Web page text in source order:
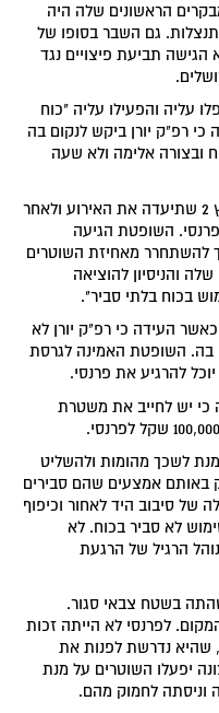
הראשונים שלה היה
גם השבר בסופו של
תביעת פיצויים נגד
עליה והפעילו עליה "כוח
רפ"ק יורן ביקש לנקום בה
ובצורה אלימה ולא שעה
השופטת עירית כהן צפתה בקלטת ערוץ 2 שתיעדה את האירוע ולאחר
השופטת הגיעה
להשתחרר מאחיזת השוטרים
והניסיון להוציאה
בכוח בלתי סביר".
העידה כי רפ"ק יורן לא
בה. השופטת האמינה לגרסת
להרגיע את פרנסי.
כי יש לחייב את משטרת
לשכך מהומות ולהשליט
באותם אמצעים שהם סבירים
של סיבוב היד לאחור וכיפוף
לא סביר בכוח. לא
הרגיל של הרגעת
בשטח צבאי סגור.
לפרנסי לא הייתה זכות
שהיא נדרשת לפנות את
יפעלו השוטרים על מנת
וניסתה לחמוק מהם.